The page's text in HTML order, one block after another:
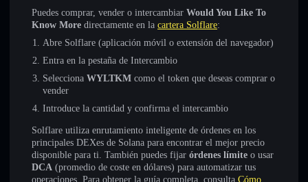
Puedes comprar, vender o intercambiar Would You Like To
Know More directamente en la cartera Solflare:
Abre Solflare (aplicación móvil o extensión del navegador)
Entra en la pestaña de Intercambio
Selecciona WYLTKM como el token que deseas comprar o
vender
Introduce la cantidad y confirma el intercambio
Solflare utiliza enrutamiento inteligente de órdenes en los
principales DEXes de Solana para encontrar el mejor precio
disponible para ti. También puedes fijar órdenes límite o usar
DCA (promedio de coste en dólares) para automatizar tus
operaciones. Para obtener la guía completa, consulta Cómo